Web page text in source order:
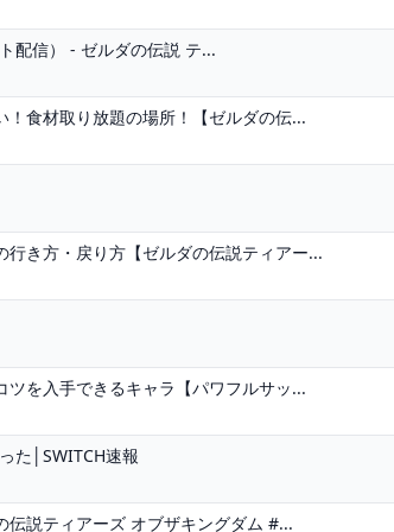
配信） - ゼルダの伝説 テ...
食材取り放題の場所！【ゼルダの伝...
き方・戻り方【ゼルダの伝説ティアー...
を入手できるキャラ【パワフルサッ...
た│SWITCH速報
説ティアーズ オブザキングダム #...